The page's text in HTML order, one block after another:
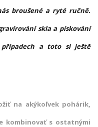
broušené a ryté ručně.
skla a pískování
a toto si ještě
na akýkoľvek pohárik,
kombinovať s ostatnými